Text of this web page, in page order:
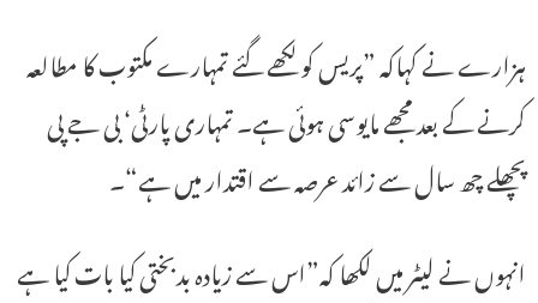
ہزارے نے کہاکہ ”پریس کو لکھے گئے تمہارے مکتوب کا مطالعہ
کرنے کے بعد مجھے مایوسی ہوئی ہے۔ تمہاری پارٹی‘ بی جے پی
پچھلے چھ سال سے زائد عرصہ سے اقتدار میں ہے“۔
انہوں نے لیٹر میں لکھا کہ”اس سے زیادہ بدبختی کیا بات کیا ہے